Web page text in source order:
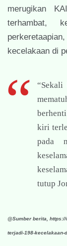
merugikan
terhambat,
kecelakaan di
“Sekali
kiri
pada
tutup
@Sumber berita,
terjadi-198-kecelakaan-